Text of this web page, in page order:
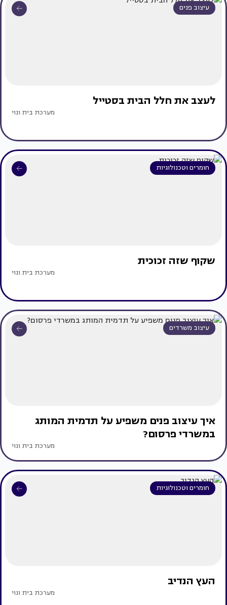
עיצוב פנים
לעצב את חלל הבית בסטייל
מערכת בית ונוי
חומרים וטכנולוגיות
שקוף שזה זכוכית
מערכת בית ונוי
עיצוב משרדים
איך עיצוב פנים משפיע על תדמית המותג
במשרדי פרסום?
מערכת בית ונוי
חומרים וטכנולוגיות
העץ הנדיב
מערכת בית ונוי